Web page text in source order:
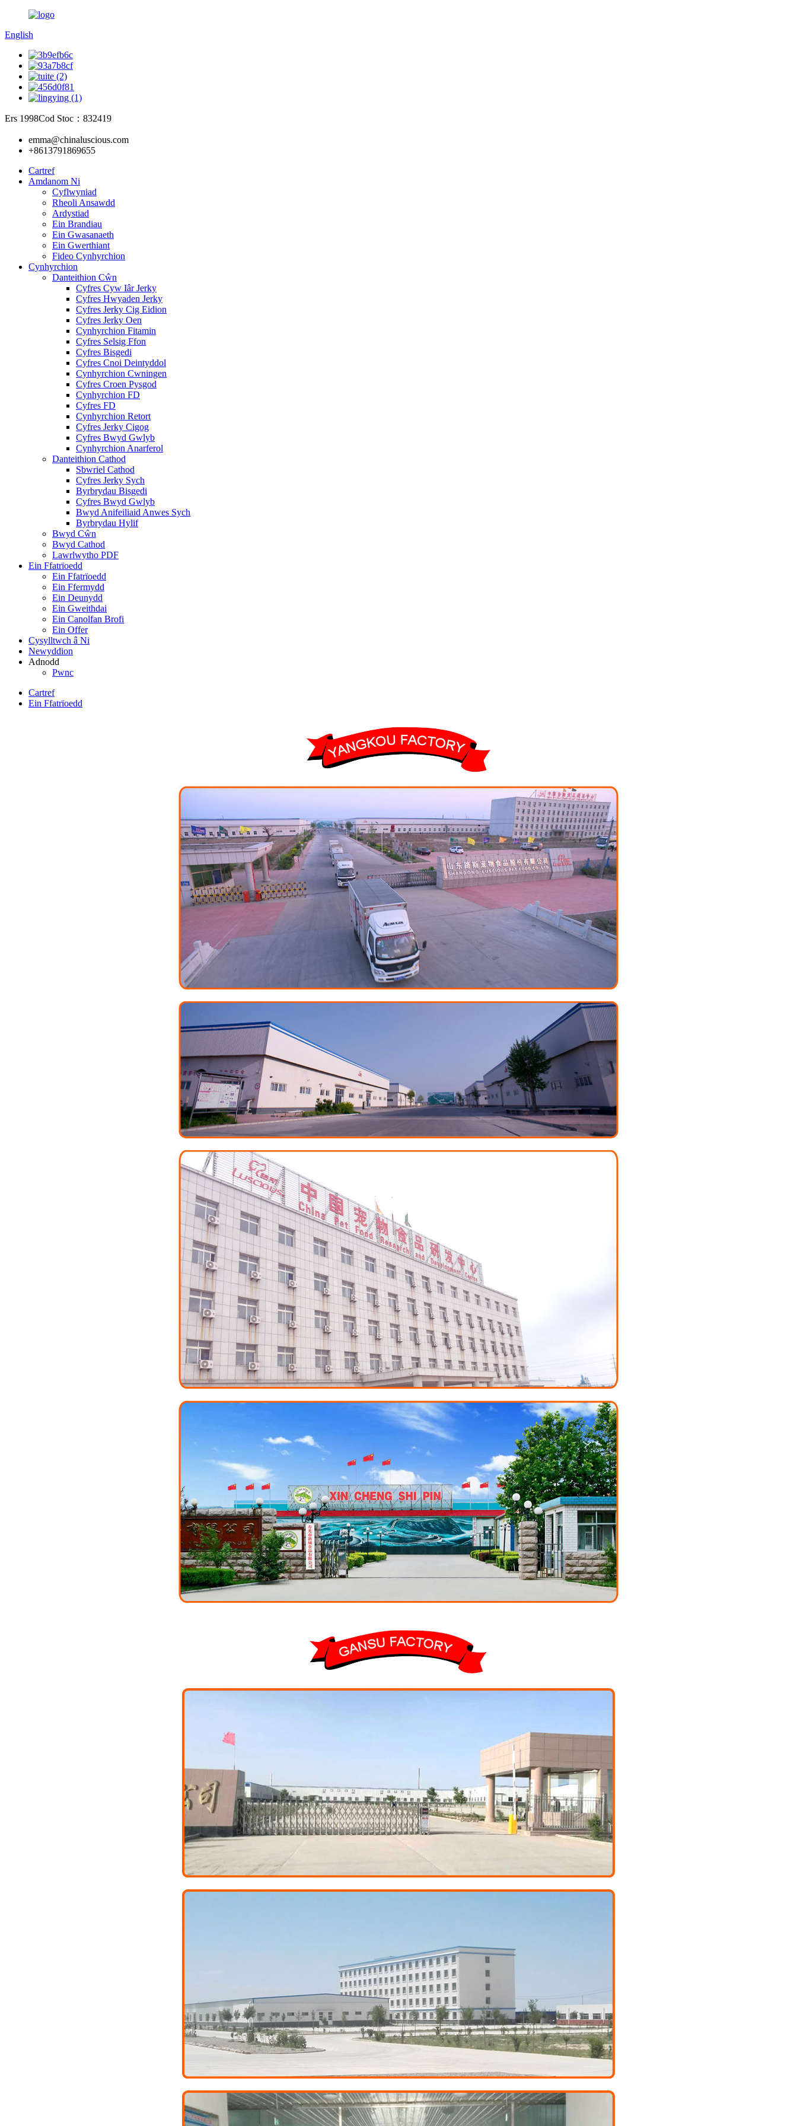
English
Ers 1998Cod Stoc：832419
emma@chinaluscious.com
+8613791869655
Cartref
Amdanom Ni
Cyflwyniad
Rheoli Ansawdd
Ardystiad
Ein Brandiau
Ein Gwasanaeth
Ein Gwerthiant
Fideo Cynhyrchion
Cynhyrchion
Danteithion Cŵn
Cyfres Cyw Iâr Jerky
Cyfres Hwyaden Jerky
Cyfres Jerky Cig Eidion
Cyfres Jerky Oen
Cynhyrchion Fitamin
Cyfres Selsig Ffon
Cyfres Bisgedi
Cyfres Cnoi Deintyddol
Cynhyrchion Cwningen
Cyfres Croen Pysgod
Cynhyrchion FD
Cyfres FD
Cynhyrchion Retort
Cyfres Jerky Cigog
Cyfres Bwyd Gwlyb
Cynhyrchion Anarferol
Danteithion Cathod
Sbwriel Cathod
Cyfres Jerky Sych
Byrbrydau Bisgedi
Cyfres Bwyd Gwlyb
Bwyd Anifeiliaid Anwes Sych
Byrbrydau Hylif
Bwyd Cŵn
Bwyd Cathod
Lawrlwytho PDF
Ein Ffatrïoedd
Ein Ffatrïoedd
Ein Ffermydd
Ein Deunydd
Ein Gweithdai
Ein Canolfan Brofi
Ein Offer
Cysylltwch â Ni
Newyddion
Adnodd
Pwnc
Cartref
Ein Ffatrïoedd